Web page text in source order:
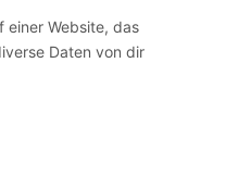
einer Website, das
Daten von dir